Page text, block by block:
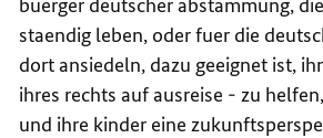
staendig leben, oder fuer die
dort ansiedeln, dazu geeignet ist,
ihres rechts auf ausreise - zu
und ihre kinder eine